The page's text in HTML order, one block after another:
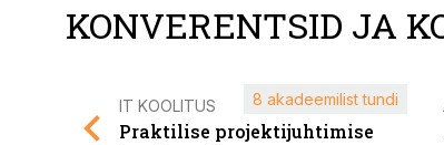
KONVERENTSID JA
IT KOOLITUS
Praktilise projektijuhtimise
8 akadeemilist tundi